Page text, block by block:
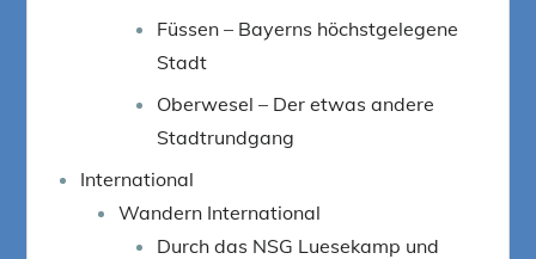
Füssen – Bayerns höchstgelegene
Stadt
Oberwesel – Der etwas andere
Stadtrundgang
International
Wandern International
Durch das NSG Luesekamp und